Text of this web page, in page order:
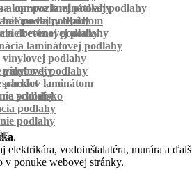
kompozitnej podlahy
a oprava laminátovej podlahy
podlahy
podlahy lepidlom
betónovej podlahy
drevenej podlahy
laminátovej podlahy
vinylovej podlahy
palubovky
vinylovej podlahy
parkiet laminátom
schodisko
podlahy
podlahy
podlahy
.
vodoinštalatéra, murára a
v ponuke webovej stránky.